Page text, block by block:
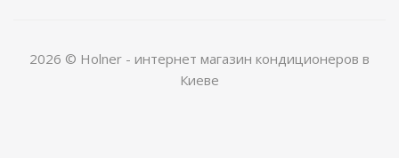
2026 © Holner - интернет магазин кондиционеров в
Киеве